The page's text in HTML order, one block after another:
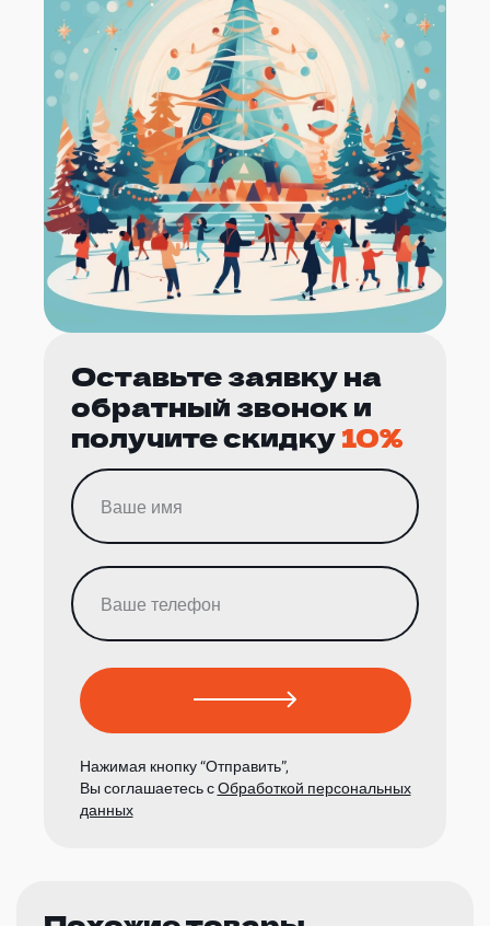
Оставьте заявку на
обратный звонок и
получите скидку10%
Нажимая кнопку “Отправить”,
Вы соглашаетесь сОбработкой персональных
данных